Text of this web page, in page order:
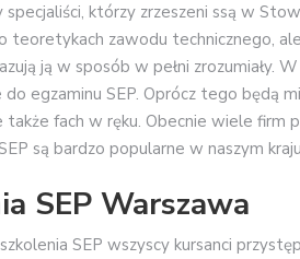
specjaliści, którzy zrzeszeni ssą w
teoretykach zawodu technicznego,
ją w sposób w pełni zrozumiały.
egzaminu SEP. Oprócz tego będą
także fach w ręku. Obecnie wiele
są bardzo popularne w naszym
SEP Warszawa
SEP wszyscy kursanci